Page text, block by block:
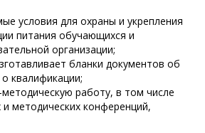
условия для охраны и укрепления
питания обучающихся и
организации;
бланки документов об
квалификации;
методическую работу, в том числе
методических конференций,